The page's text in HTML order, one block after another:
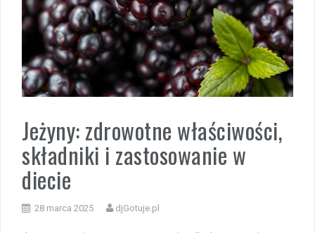
Jeżyny: zdrowotne właściwości,
składniki i zastosowanie w
diecie
28 marca 2025 djGotuje.pl